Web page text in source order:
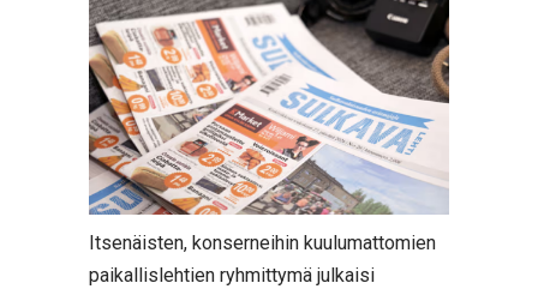
Itsenäisten, konserneihin kuulumattomien
paikallislehtien ryhmittymä julkaisi